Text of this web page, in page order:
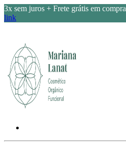
3x sem juros + Frete grátis em
link